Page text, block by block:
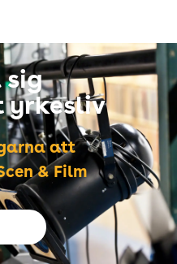
sig
yrkesliv
att
& Film